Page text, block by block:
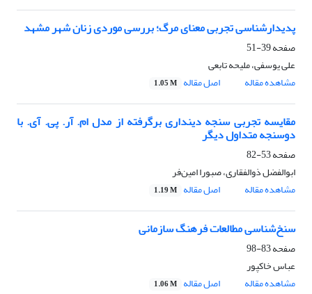
پدیدارشناسی تجربی معنای مرگ؛ بررسی موردی زنان شهر مشهد
صفحه39-51
علی یوسفی، ملیحه تابعی
مشاهده مقاله
اصل مقاله 1.05 M
مقایسه تجربی سنجه دینداری برگرفته از مدل ام. آر. پی. آی. با
دوسنجه متداول دیگر
صفحه53-82
ابوالفضل ذوالفقاری، صبورا امین‌فر
مشاهده مقاله
اصل مقاله 1.19 M
سنخ‌شناسی مطالعات فرهنگ سازمانی
صفحه83-98
عباس خاکپور
مشاهده مقاله
اصل مقاله 1.06 M